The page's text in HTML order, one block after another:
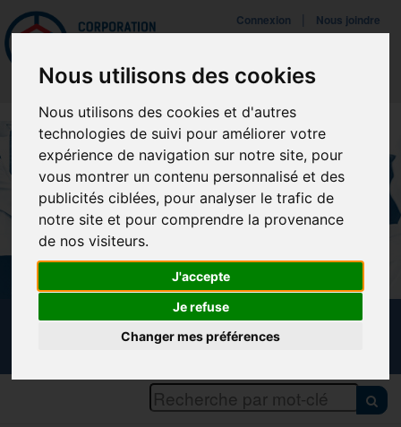
Nous utilisons des cookies
Nous utilisons des cookies et d'autres
technologies de suivi pour améliorer votre
expérience de navigation sur notre site, pour
vous montrer un contenu personnalisé et des
publicités ciblées, pour analyser le trafic de
notre site et pour comprendre la provenance
de nos visiteurs.
J'accepte
Je refuse
Changer mes préférences
Mettreà jour vos préférences de témoins
Connexion Nous joindre
CALENDRIER DES FORMATIONS